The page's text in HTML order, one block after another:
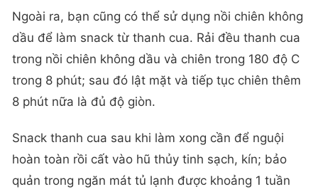
Ngoài ra, bạn cũng có thể sử dụng nồi chiên không
dầu để làm snack từ thanh cua. Rải đều thanh cua
trong nồi chiên không dầu và chiên trong 180 độ C
trong 8 phút; sau đó lật mặt và tiếp tục chiên thêm
8 phút nữa là đủ độ giòn.
Snack thanh cua sau khi làm xong cần để nguội
hoàn toàn rồi cất vào hũ thủy tinh sạch, kín; bảo
quản trong ngăn mát tủ lạnh được khoảng 1 tuần